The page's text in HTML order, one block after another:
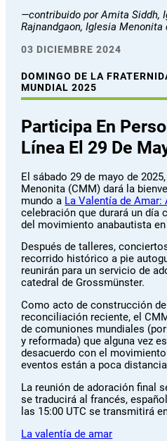
—contribuido por Amita Siddh,
Rajnandgaon, Iglesia Menonita
03 DICIEMBRE 2024
DOMINGO DE LA
MUNDIAL 2025
Participa En
Línea El 29 De
El sábado 29 de mayo de
Menonita (CMM) dará la
mundo a La Valentía de
celebración que durará un día
del movimiento anabautista en
Después de talleres,
recorrido histórico a pie
reunirán para un servicio de
catedral de Grossmünster.
Como acto de construcción
reconciliación reciente, el
de comuniones mundiales
y reformada) que alguna vez
desacuerdo con el
eventos están a poca
La reunión de adoración final
se traducirá al francés,
las 15:00 UTC se transmitirá
La valentía de amar